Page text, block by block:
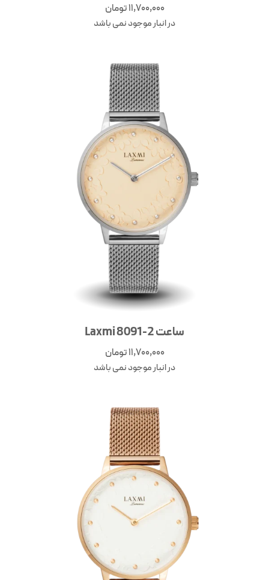
11,700,000تومان
در انبار موجود نمی باشد
ساعت Laxmi 8091-2
11,700,000تومان
در انبار موجود نمی باشد